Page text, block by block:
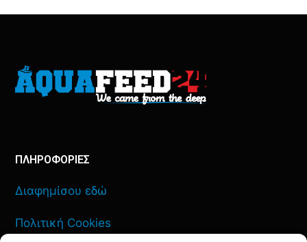
ΠΛΗΡΟΦΟΡΙΕΣ
Διαφημίσου εδώ
Πολιτική Cookies